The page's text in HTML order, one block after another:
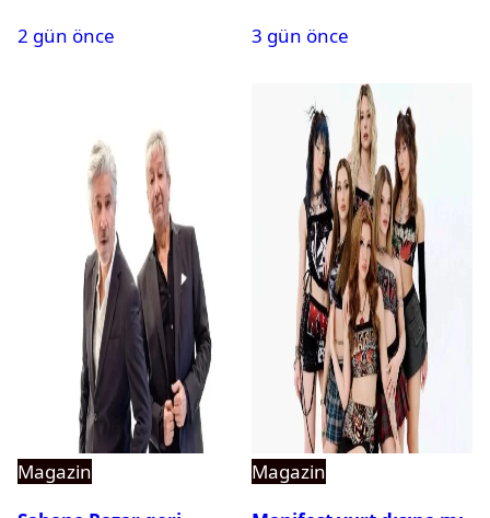
2 gün önce
3 gün önce
Magazin
Magazin